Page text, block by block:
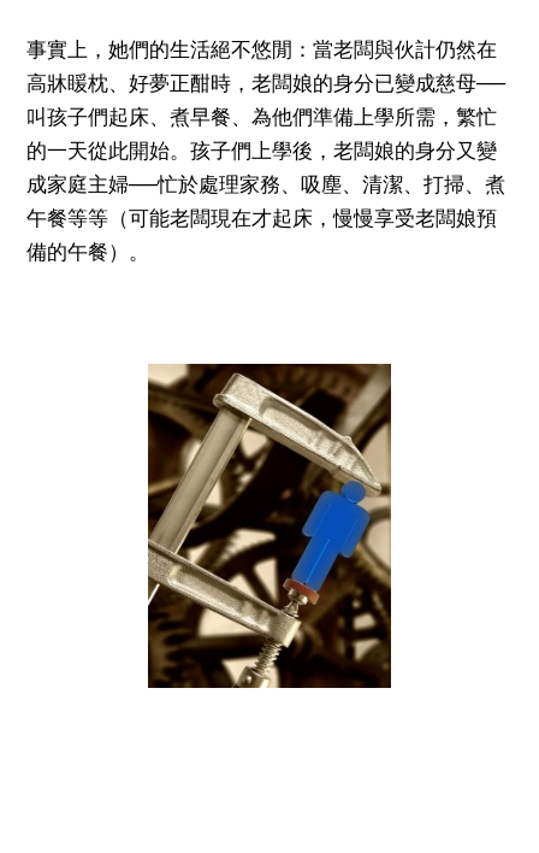
事實上，她們的生活絕不悠閒：當老闆與伙計仍然在
高牀䁔枕、好夢正酣時，老闆娘的身分已變成慈母──
叫孩子們起床、煮早餐、為他們準備上學所需，繁忙
的一天從此開始。孩子們上學後，老闆娘的身分又變
成家庭主婦──忙於處理家務、吸塵、清潔、打掃、煮
午餐等等（可能老闆現在才起床，慢慢享受老闆娘預
備的午餐）。